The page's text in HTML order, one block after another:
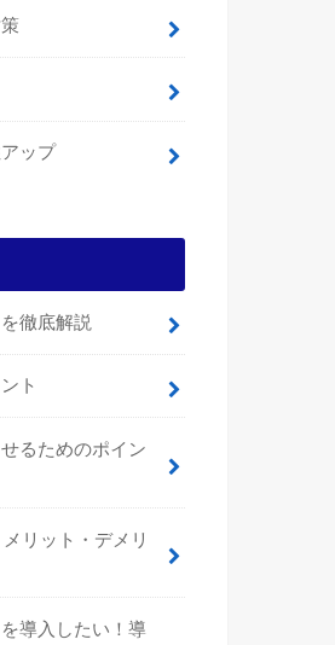
ップ
徹底解説
ト
るためのポイン
リット・デメリ
導入したい！導